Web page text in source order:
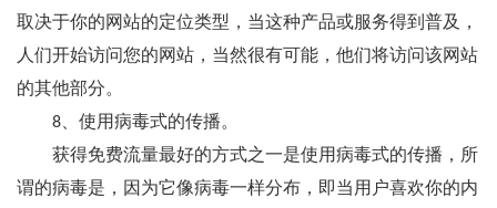
取决于你的网站的定位类型，当这种产品或服务得到普及，
人们开始访问您的网站，当然很有可能，他们将访问该网站
的其他部分。
8、使用病毒式的传播。
获得免费流量最好的方式之一是使用病毒式的传播，所
谓的病毒是，因为它像病毒一样分布，即当用户喜欢你的内